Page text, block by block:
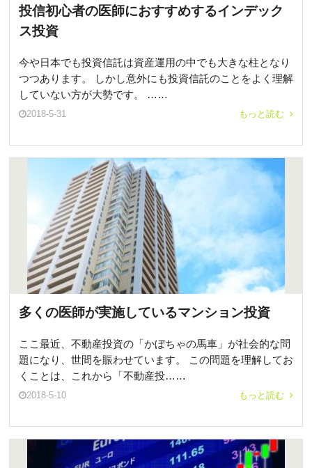
投信初心者の医師におすすめするインデック
ス投資
今や日本でも投資信託は資産運用の中でも大きな柱となり
つつあります。 しかし意外にも投資信託のことをよく理解
していない方が大勢です。 ……
2018-5-31 もっと読む
多くの医師が実施しているマンション投資
ここ最近、不動産投資の「かぼちゃの馬車」が社会的な問
題になり、世間を賑わせています。 この問題を理解してお
くことは、これから「不動産投……
2018-5-10 もっと読む